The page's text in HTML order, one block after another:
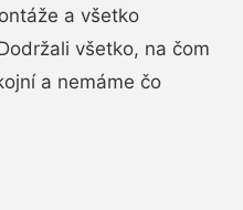
a všetko
všetko, na čom
a nemáme čo